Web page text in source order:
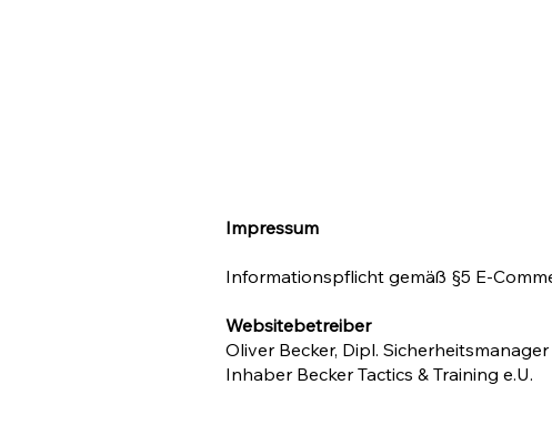
Impressum
Informationspflicht gemäß §5 E-
Websitebetreiber
Oliver Becker, Dipl. Sicherheitsmanager
Inhaber Becker Tactics & Training e.U.